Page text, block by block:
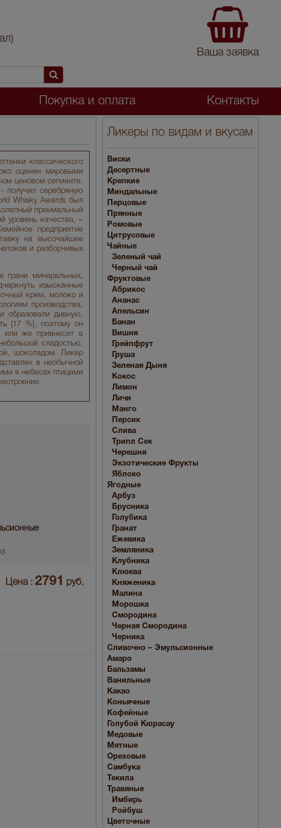
Ваша заявка
Покупка и оплата Контакты
классического
оценен мировыми
ценовом сегменте.
получил серебряную
Whisky Awards был
премиальный
уровень качества, –
предприятие
на высочайшее
и разборчивых
грани минеральных,
изысканные
крем, молоко и
производства,
образовали дивную,
(17 %), поэтому он
или же привнесет в
сладостью,
шоколадом. Ликер
в необычной
в небесах птицами
Цена : 2791 руб.
Ликеры по видам и вкусам
Виски
Десертные
Крепкие
Миндальные
Перцовые
Прянные
Ромовые
Цитрусовые
Чайные
Зеленый чай
Черный чай
Фруктовые
Абрикос
Ананас
Апельсин
Банан
Вишня
Грейпфрут
Груша
Зеленая Дыня
Кокос
Лимон
Личи
Манго
Персик
Слива
Трипл Сек
Черешня
Экзотические Фрукты
Яблоко
Ягодные
Арбуз
Брусника
Голубика
Гранат
Ежевика
Земляника
Клубника
Клюква
Княженика
Малина
Морошка
Смородина
Черная Смородина
Черника
Сливочно – Эмульсионные
Амаро
Бальзамы
Ванильные
Какао
Коньячные
Кофейные
Голубой Кюрасау
Медовые
Мятные
Ореховые
Самбука
Текила
Травяные
Имбирь
Ройбуш
Цветочные